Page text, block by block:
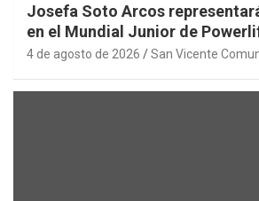
Josefa Soto Arcos
en el Mundial Junior de
2026
4 de agosto de 2026 San Vicente